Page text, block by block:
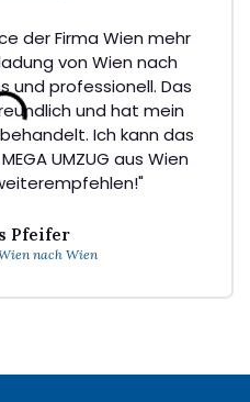
der Firma Wien mehr
von Wien nach
und professionell. Das
und hat mein
Ich kann das
UMZUG aus Wien
Pfeifer
nach Wien